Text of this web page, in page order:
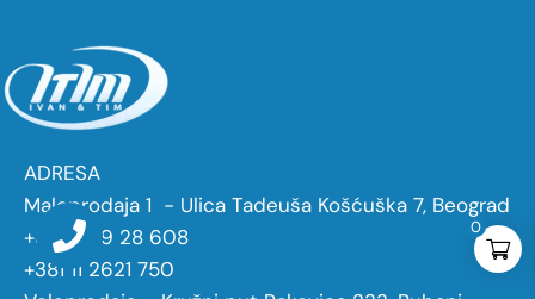
0
ADRESA
Maloprodaja 1 - Ulica Tadeuša Košćuška 7, Beograd
+381 11 29 28 608
+381 11 2621 750